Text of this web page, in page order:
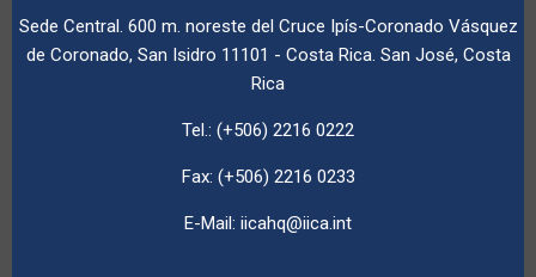
Sede Central. 600 m. noreste del Cruce Ipís-Coronado Vásquez
de Coronado, San Isidro 11101 - Costa Rica. San José, Costa
Rica
Tel.: (+506) 2216 0222
Fax: (+506) 2216 0233
E-Mail: iicahq@iica.int